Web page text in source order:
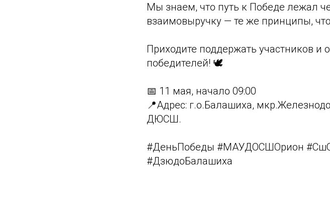
Мы знаем, что путь к Победе лежал
взаимовыручку — те же принципы,
Приходите поддержать участников и
победителей! 🕊
📅 11 мая, начало 09:00
📍Адрес: г.о.Балашиха,
ДЮСШ.
#ДеньПобеды #МАУДОСШОрион
#ДзюдоБалашиха